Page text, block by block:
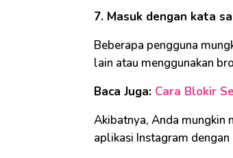
7. Masuk dengan kata
Beberapa pengguna
lain atau menggunakan
Baca Juga: Cara Blokir
Akibatnya, Anda mungkin
aplikasi Instagram